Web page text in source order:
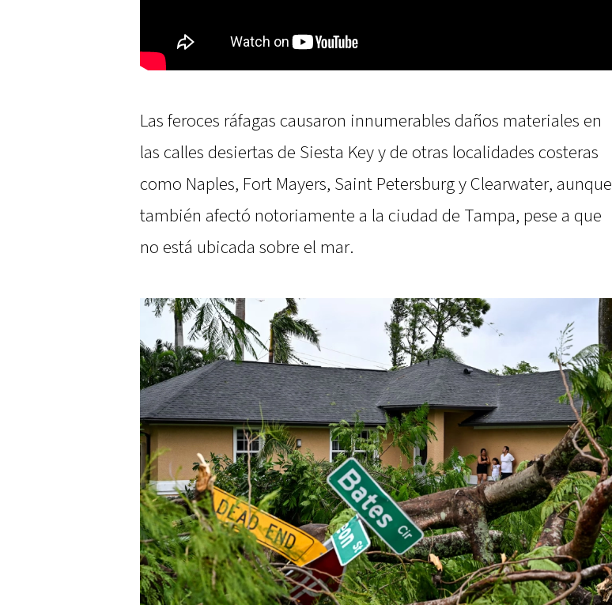
Las feroces ráfagas causaron innumerables daños materiales en
las calles desiertas de Siesta Key y de otras localidades costeras
como Naples, Fort Mayers, Saint Petersburg y Clearwater, aunque
también afectó notoriamente a la ciudad de Tampa, pese a que
no está ubicada sobre el mar.